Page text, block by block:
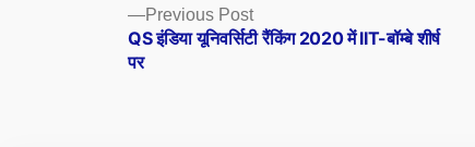
Posts
navigation
Previous PostPrevious
post:
QS इंडिया यूनिवर्सिटी रैंकिंग 2020 में IIT-बॉम्बे शीर्ष
पर